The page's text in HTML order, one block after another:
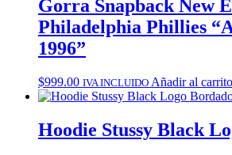
Gorra Snapback New
Philadelphia Phillies
1996”
$999.00 IVA INCLUIDO Añadir al carrito
Hoodie Stussy Black